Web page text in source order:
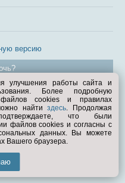
версию
улучшения работы сайта и
Более подробную
cookies и правилах
найтиздесь. Продолжая
что были
файлов cookies и согласны с
данных. Вы можете
Вашего браузера.